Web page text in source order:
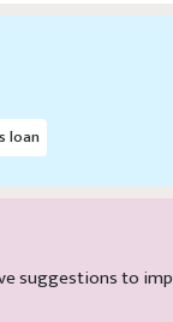
loan
suggestions to